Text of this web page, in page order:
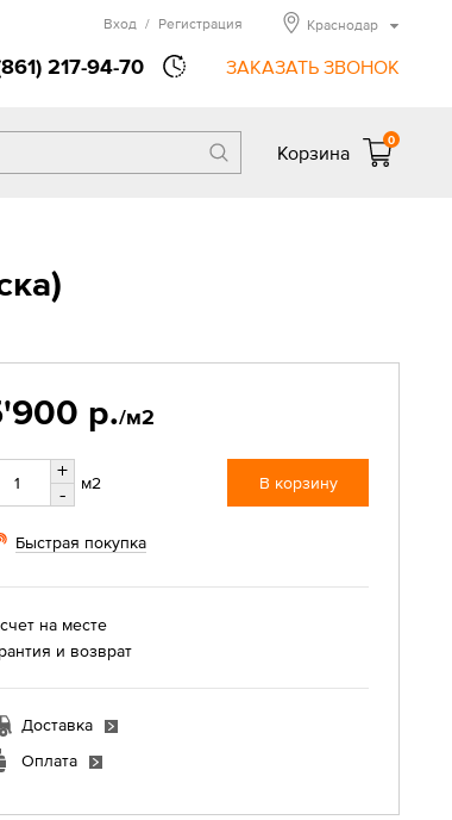
217-94-70 ЗАКАЗАТЬ ЗВОНОК
Вход / Регистрация Краснодар
Корзина
0
р./м2
+
-
м2 В корзину
Быстрая покупка
на месте
и возврат
Доставка
Оплата